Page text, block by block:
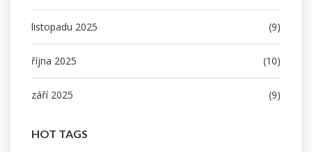
listopadu 2025 (9)
října 2025 (10)
září 2025 (9)
HOT TAGS